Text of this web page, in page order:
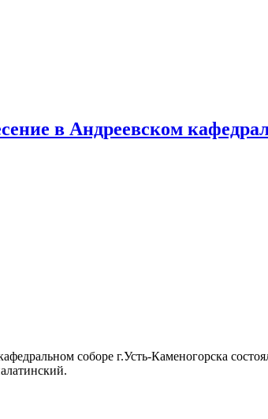
в Андреевском
соборе г.Усть-Каменогорска